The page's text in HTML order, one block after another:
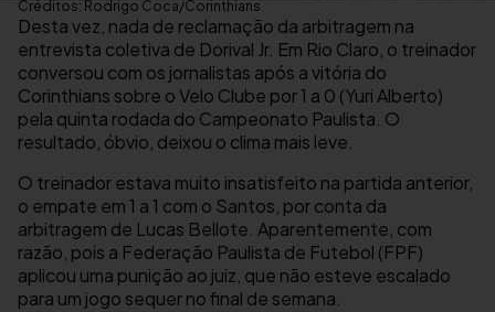
Créditos: Rodrigo Coca/Corinthians
Desta vez, nada de reclamação da arbitragem na
entrevista coletiva de Dorival Jr. Em Rio Claro, o treinador
conversou com os jornalistas após a vitória do
Corinthians sobre o Velo Clube por 1 a 0 (Yuri Alberto)
pela quinta rodada do Campeonato Paulista. O
resultado, óbvio, deixou o clima mais leve.
O treinador estava muito insatisfeito na partida anterior,
o empate em 1 a 1 com o Santos, por conta da
arbitragem de Lucas Bellote. Aparentemente, com
razão, pois a Federação Paulista de Futebol (FPF)
aplicou uma punição ao juiz, que não esteve escalado
para um jogo sequer no final de semana.